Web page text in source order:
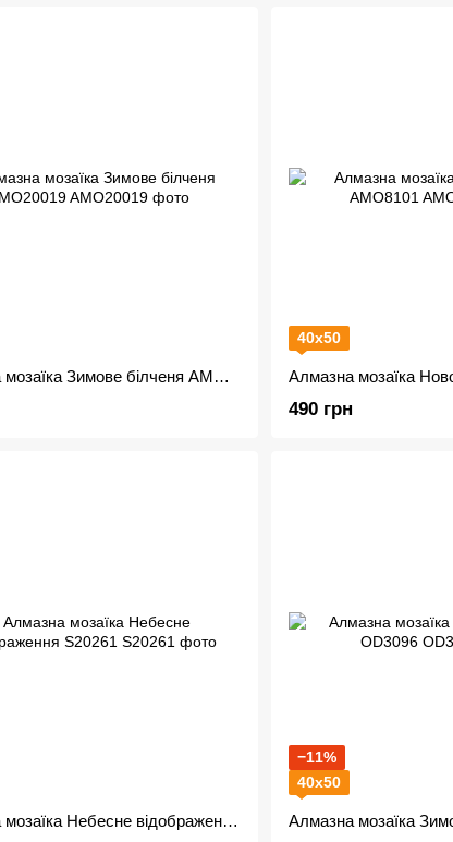
Алмазна мозаїка Зимове білченя AMO20019
40х50
490 грн
Алмазна мозаїка Небесне відображення S20261
−11%
40х50